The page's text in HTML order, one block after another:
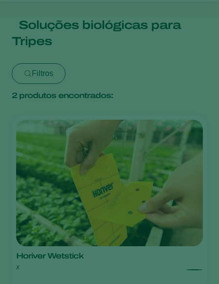
Soluções biológicas para
Tripes
Filtros
2 produtos encontrados:
Horiver Wetstick
x